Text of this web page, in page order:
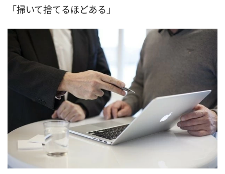
「掃いて捨てるほどある」